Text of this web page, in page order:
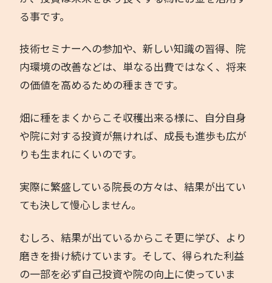
る事です。
技術セミナーへの参加や、新しい知識の習得、院
内環境の改善などは、単なる出費ではなく、将来
の価値を高めるための種まきです。
畑に種をまくからこそ収穫出来る様に、自分自身
や院に対する投資が無ければ、成長も進歩も広が
りも生まれにくいのです。
実際に繁盛している院長の方々は、結果が出てい
ても決して慢心しません。
むしろ、結果が出ているからこそ更に学び、より
磨きを掛け続けています。そして、得られた利益
の一部を必ず自己投資や院の向上に使っていま